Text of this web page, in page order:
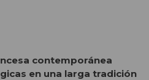
contemporánea
en una larga tradición